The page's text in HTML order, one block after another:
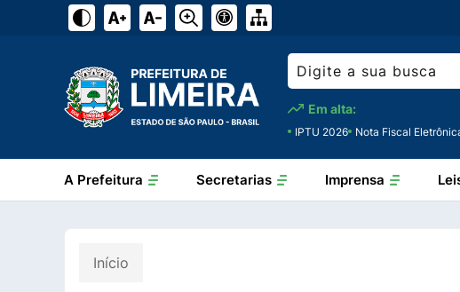
Em alta:
IPTU 2026 Nota Fiscal
A Prefeitura Secretarias Imprensa
Início